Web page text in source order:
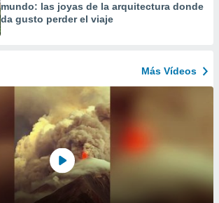
mundo: las joyas de la arquitectura donde
da gusto perder el viaje
Más Vídeos